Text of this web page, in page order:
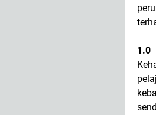
1.0